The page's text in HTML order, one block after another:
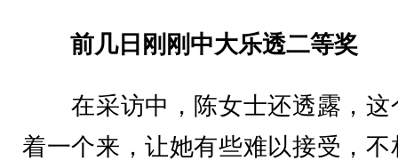
前几日刚刚中大乐透二等奖
在采访中，陈女士还透露，这
着一个来，让她有些难以接受，